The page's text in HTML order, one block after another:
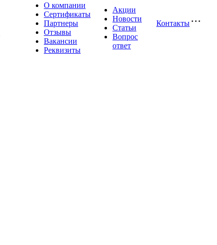
О компании
Сертификаты
Партнеры
Отзывы
Вакансии
Реквизиты
Акции
Новости
Статьи
Вопрос
ответ
Контакты